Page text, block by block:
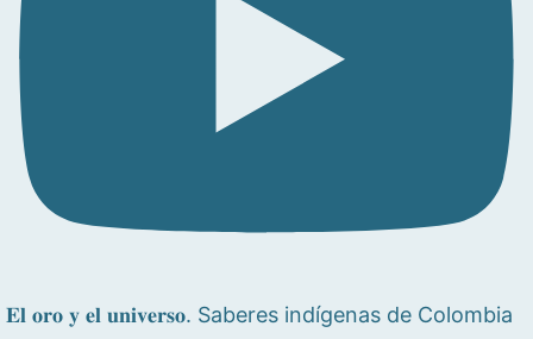
𝐄𝐥 𝐨𝐫𝐨 𝐲 𝐞𝐥 𝐮𝐧𝐢𝐯𝐞𝐫𝐬𝐨. Saberes indígenas de Colombia